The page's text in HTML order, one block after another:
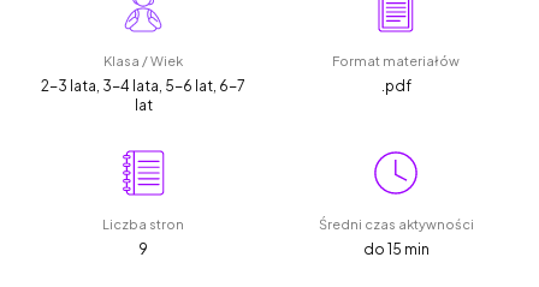
Klasa / Wiek
2-3 lata, 3-4 lata, 5-6 lat, 6-7
lat
Format materiałów
.pdf
Liczba stron
9
Średni czas aktywności
do 15 min